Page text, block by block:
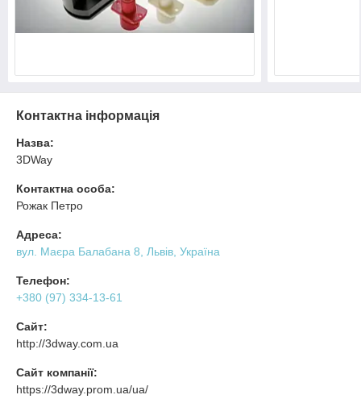
Контактна інформація
Назва:
3DWay
Контактна особа:
Рожак Петро
Адреса:
вул. Маєра Балабана 8, Львів, Україна
Телефон:
+380 (97) 334-13-61
Сайт:
http://3dway.com.ua
Сайт компанії:
https://3dway.prom.ua/ua/